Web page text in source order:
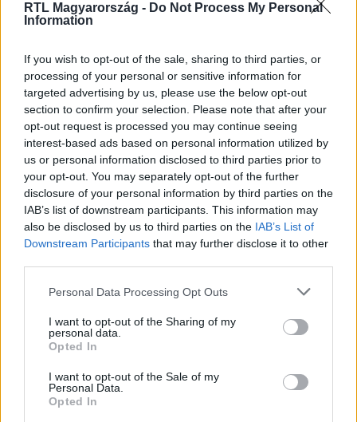
RTL Magyarország - Do Not Process My Personal
Information
If you wish to opt-out of the sale, sharing to third parties, or
processing of your personal or sensitive information for
targeted advertising by us, please use the below opt-out
section to confirm your selection. Please note that after your
opt-out request is processed you may continue seeing
interest-based ads based on personal information utilized by
us or personal information disclosed to third parties prior to
your opt-out. You may separately opt-out of the further
disclosure of your personal information by third parties on the
IAB’s list of downstream participants. This information may
also be disclosed by us to third parties on the IAB’s List of
Downstream Participants that may further disclose it to other
Please note that this website/app uses one or more Google
not limited to your visit or usage behaviour. You may click to
grant or deny consent to Google and its third-party tags to
use your data for below specified purposes in below Google
consent section.
Personal Data Processing Opt Outs
I want to opt-out of the Sharing of my
personal data.
Opted In
I want to opt-out of the Sale of my
Personal Data.
Opted In
Kövess minket, és értesülj a friss hírekről a
Facebookon is!
Követem
#EURÓPA # BRÜSSZEL EURÓPAI TANÁCS
#EURÓPAI BIZOTTSÁG #UKRAJNA #ORBÁN VIKTOR
VÉTÓ